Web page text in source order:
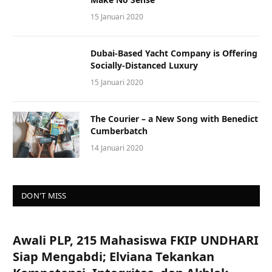
15 Januari 2020
Dubai-Based Yacht Company is Offering
Socially-Distanced Luxury
15 Januari 2020
The Courier – a New Song with Benedict
Cumberbatch
14 Januari 2020
DON'T MISS
Awali PLP, 215 Mahasiswa FKIP UNDHARI
Siap Mengabdi; Elviana Tekankan